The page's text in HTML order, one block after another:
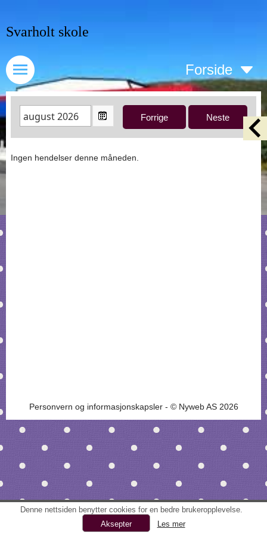
Svarholt skole
Forside
Ingen hendelser denne måneden.
Personvern og informasjonskapsler- © Nyweb AS 2026
Denne nettsiden benytter cookies for en bedre brukeropplevelse.
Les mer